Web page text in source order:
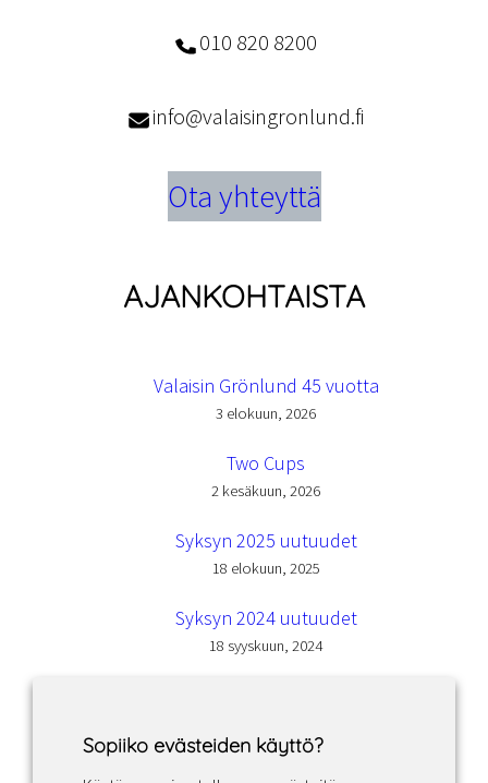
010 820 8200
info@valaisingronlund.fi
Ota yhteyttä
AJANKOHTAISTA
Valaisin Grönlund 45 vuotta
3 elokuun, 2026
Two Cups
2 kesäkuun, 2026
Syksyn 2025 uutuudet
18 elokuun, 2025
Syksyn 2024 uutuudet
18 syyskuun, 2024
Sopiiko evästeiden käyttö?